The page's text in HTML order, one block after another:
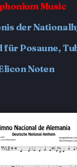
Music
der
für Posaune,
Noten